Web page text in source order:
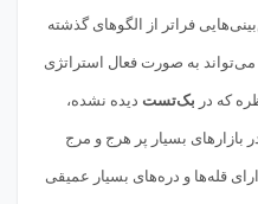
فراتر از الگوهای گذشته
می‌تواند به صورت فعال استراتژی
که در بک‌تست دیده نشده،
بازارهای بسیار پر هرج و مرج
قله‌ها و دره‌های بسیار عمیقی